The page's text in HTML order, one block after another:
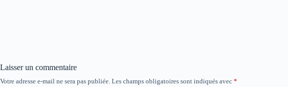
Laisser un commentaire
Votre adresse e-mail ne sera pas publiée. Les champs obligatoires sont indiqués avec *